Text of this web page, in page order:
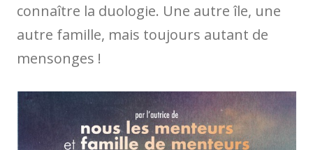
connaître la duologie. Une autre île, une
autre famille, mais toujours autant de
mensonges !